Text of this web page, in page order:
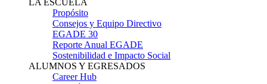
LA ESCUELA
Propósito
Consejos y Equipo Directivo
EGADE 30
Reporte Anual EGADE
Sostenibilidad e Impacto Social
ALUMNOS Y EGRESADOS
Career Hub